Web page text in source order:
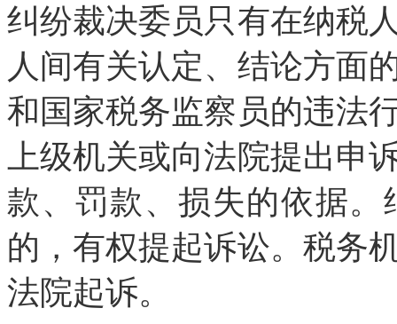
纠纷裁决委员只有在纳税
人间有关认定、结论方面
和国家税务监察员的违法
上级机关或向法院提出申
款、罚款、损失的依据
的，有权提起诉讼。税务
法院起诉。